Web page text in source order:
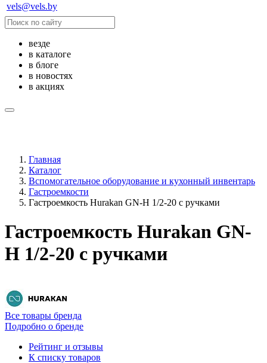
vels@vels.by
везде
в каталоге
в блоге
в новостях
в акциях
Главная
Каталог
Вспомогательное оборудование и кухонный инвентарь
Гастроемкости
Гастроемкость Hurakan GN-H 1/2-20 с ручками
Гастроемкость Hurakan GN-
H 1/2-20 с ручками
Все товары бренда
Подробно о бренде
Рейтинг и отзывы
К списку товаров